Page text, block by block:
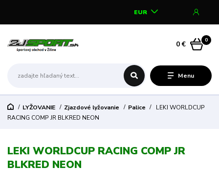
Menu
EUR
0
0 €
LYŽOVANIE Zjazdové lyžovanie Palice
LEKI WORLDCUP
RACING COMP JR BLKRED NEON
LEKI WORLDCUP RACING COMP JR
BLKRED NEON